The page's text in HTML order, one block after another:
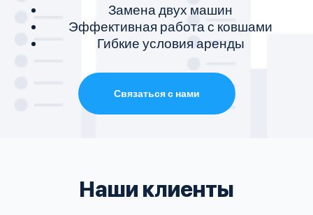
Замена двух машин
Эффективная работа с ковшами
Гибкие условия аренды
Связаться с нами
Наши клиенты